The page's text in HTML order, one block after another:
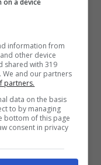
3 di ieri notte i
esecuzione
civile, lo
ovvero
per
information from
other device
shared with 319
We and our partners
partners.
data on the basis
to by managing
bottom of this page
consent in privacy